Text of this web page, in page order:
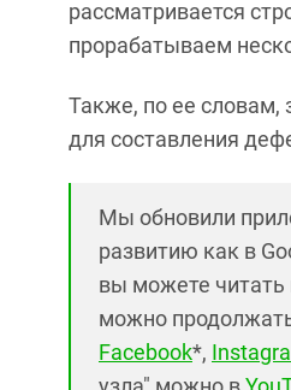
рассматривается
прорабатываем
Также, по ее словам,
для составления
Мы обновили
развитию как в
вы можете читать
можно
Facebook*,